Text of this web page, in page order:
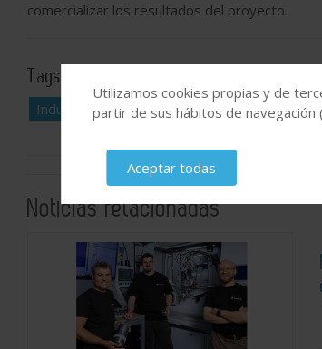
comercializar los resultados del proyecto.
Tags:
Industria química
Noticias relacionadas
Utilizamos cookies propias y de
partir de sus hábitos de
Aceptar todas